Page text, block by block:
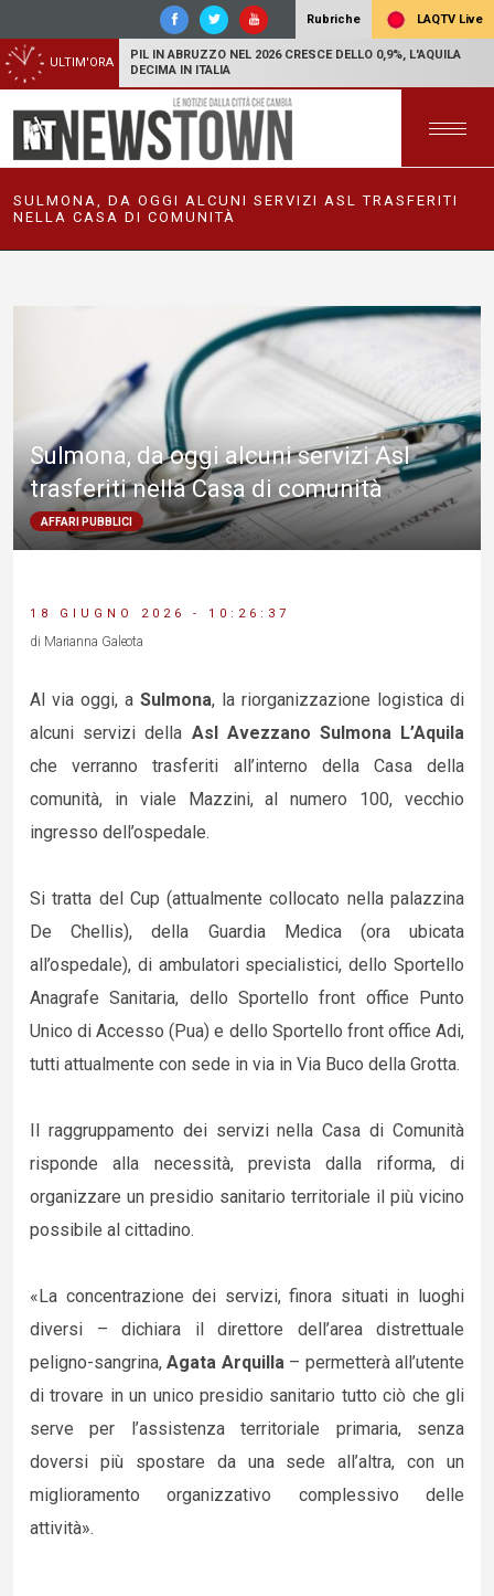
Rubriche LAQTV Live
ULTIM'ORA
PIL IN ABRUZZO NEL 2026 CRESCE DELLO 0,9%, L'AQUILA
DECIMA IN ITALIA
SULMONA, DA OGGI ALCUNI SERVIZI ASL TRASFERITI
NELLA CASA DI COMUNITÀ
Sulmona, da oggi alcuni servizi Asl
trasferiti nella Casa di comunità
AFFARI PUBBLICI
18 GIUGNO 2026 - 10:26:37
di Marianna Galeota
Al via oggi, a Sulmona, la riorganizzazione logistica di
alcuni servizi della Asl Avezzano Sulmona L’Aquila
che verranno trasferiti all’interno della Casa della
comunità, in viale Mazzini, al numero 100, vecchio
ingresso dell’ospedale.
Si tratta del Cup (attualmente collocato nella palazzina
De Chellis), della Guardia Medica (ora ubicata
all’ospedale), di ambulatori specialistici, dello Sportello
Anagrafe Sanitaria, dello Sportello front office Punto
Unico di Accesso (Pua) e dello Sportello front office Adi,
tutti attualmente con sede in via in Via Buco della Grotta.
Il raggruppamento dei servizi nella Casa di Comunità
risponde alla necessità, prevista dalla riforma, di
organizzare un presidio sanitario territoriale il più vicino
possibile al cittadino.
«La concentrazione dei servizi, finora situati in luoghi
diversi – dichiara il direttore dell’area distrettuale
peligno-sangrina,Agata Arquilla– permetterà all’utente
di trovare in un unico presidio sanitario tutto ciò che gli
serve per l’assistenza territoriale primaria, senza
doversi più spostare da una sede all’altra, con un
miglioramento organizzativo complessivo delle
attività».